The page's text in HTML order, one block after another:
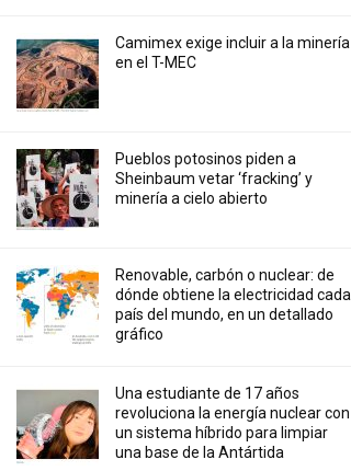
Camimex exige incluir a la minería
en el T-MEC
Pueblos potosinos piden a
Sheinbaum vetar ‘fracking’ y
minería a cielo abierto
Renovable, carbón o nuclear: de
dónde obtiene la electricidad cada
país del mundo, en un detallado
gráfico
Una estudiante de 17 años
revoluciona la energía nuclear con
un sistema híbrido para limpiar
una base de la Antártida